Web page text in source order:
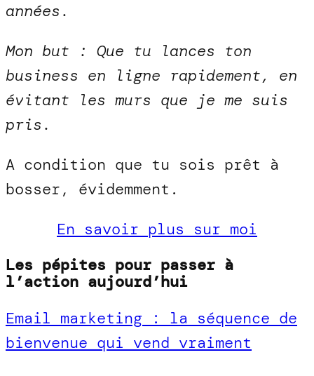
années.
Mon but : Que tu lances ton
business en ligne rapidement, en
évitant les murs que je me suis
pris.
A condition que tu sois prêt à
bosser, évidemment.
En savoir plus sur moi
Les pépites pour passer à
l’action aujourd’hui
Email marketing : la séquence de
bienvenue qui vend vraiment